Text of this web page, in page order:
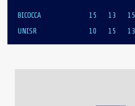
BICOCCA 15 13 15
UNISR
10 15 13